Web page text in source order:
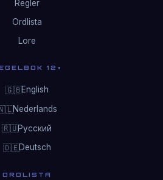
Regler
Ordlista
Lore
12+
🇬🇧English
Nederlands
🇷🇺Русский
🇩🇪Deutsch
ORDLISTA